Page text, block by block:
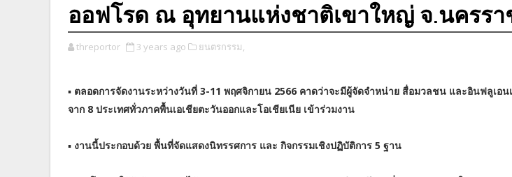
ออฟโรด ณ อุทยานแห่งชาติเขาใหญ่ จ.นครร
threportor 3 years ago ยนตรกรรม,
▪ ตลอดการจัดงานระหว่างวันที่ 3-11 พฤศจิกายน 2566 คาดว่าจะมีผู้จัดจำหน่าย สื่อมวลชน และอินฟลูเอน
จาก 8 ประเทศทั่วภาคพื้นเอเชียตะวันออกและโอเชียเนีย เข้าร่วมงาน
▪ งานนี้ประกอบด้วย พื้นที่จัดแสดงนิทรรศการ และ กิจกรรมเชิงปฏิบัติการ 5 ฐาน